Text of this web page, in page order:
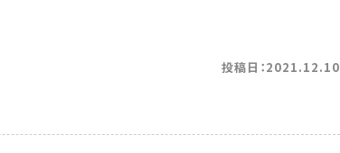
投稿日：2021.12.10